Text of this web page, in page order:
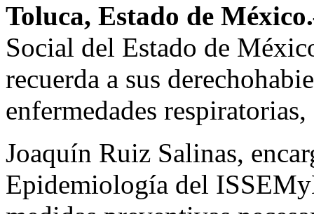
Toluca, Estado de
Social del Estado de
recuerda a sus
enfermedades
Joaquín Ruiz Salinas,
Epidemiología del